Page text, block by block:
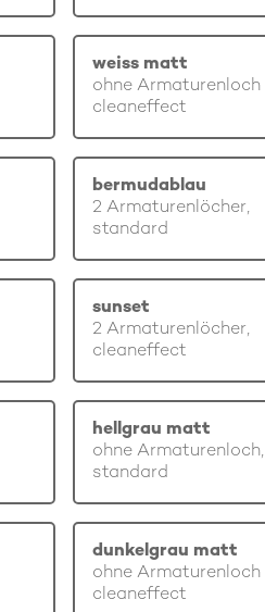
weiss matt
ohne Armaturenloch
cleaneffect
bermudablau
2 Armaturenlöcher,
standard
sunset
2 Armaturenlöcher,
cleaneffect
hellgrau matt
ohne Armaturenloch,
standard
dunkelgrau matt
ohne Armaturenloch
cleaneffect